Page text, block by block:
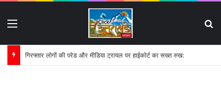
गिरफ्तार लोगों की परेड और मीडिया ट्रायल पर हाईकोर्ट का सख्त रुख: